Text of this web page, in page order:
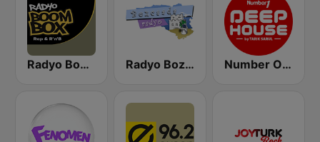
Radyo Boombox Radyo Bozcaada Number One Deephouse FM